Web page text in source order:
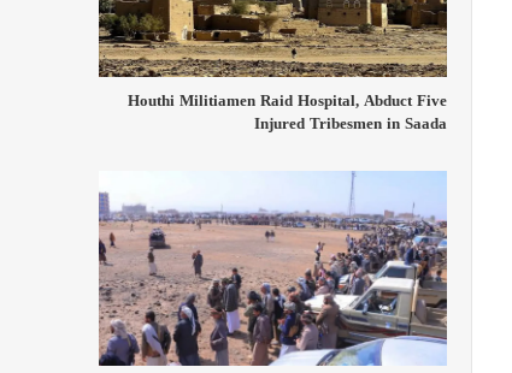
Houthi Militiamen Raid Hospital, Abduct Five
Injured Tribesmen in Saada